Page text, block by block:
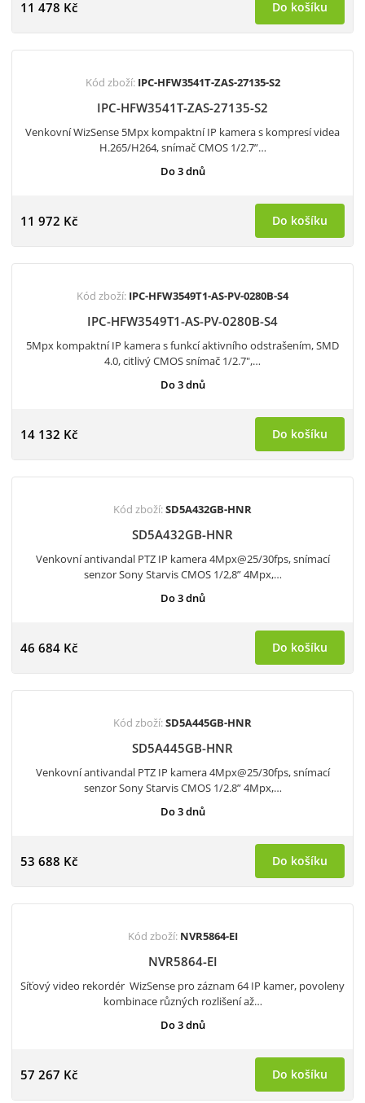
11 478 Kč Do košíku
Kód zboží: IPC-HFW3541T-ZAS-27135-S2
IPC-HFW3541T-ZAS-27135-S2
Venkovní WizSense 5Mpx kompaktní IP kamera s kompresí videa
H.265/H264, snímač CMOS 1/2.7”…
Do 3 dnů
11 972 Kč Do košíku
Kód zboží: IPC-HFW3549T1-AS-PV-0280B-S4
IPC-HFW3549T1-AS-PV-0280B-S4
5Mpx kompaktní IP kamera s funkcí aktivního odstrašením, SMD
4.0, citlivý CMOS snímač 1/2.7",…
Do 3 dnů
14 132 Kč Do košíku
Kód zboží:SD5A432GB-HNR
SD5A432GB-HNR
Venkovní antivandal PTZ IP kamera 4Mpx@25/30fps, snímací
senzor Sony Starvis CMOS 1/2,8” 4Mpx,…
Do 3 dnů
46 684 Kč Do košíku
Kód zboží:SD5A445GB-HNR
SD5A445GB-HNR
Venkovní antivandal PTZ IP kamera 4Mpx@25/30fps, snímací
senzor Sony Starvis CMOS 1/2.8” 4Mpx,…
Do 3 dnů
53 688 Kč Do košíku
Kód zboží: NVR5864-EI
NVR5864-EI
Síťový video rekordér WizSense pro záznam 64 IP kamer, povoleny
kombinace různých rozlišení až…
Do 3 dnů
57 267 Kč Do košíku